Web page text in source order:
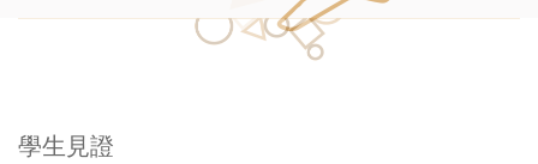
學生見證